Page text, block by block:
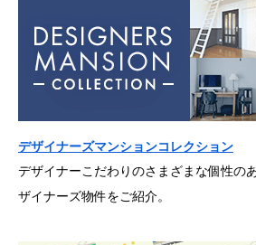
デザイナーズマンションコレクション
デザイナーこだわりのさまざまな個性の
ザイナーズ物件をご紹介。